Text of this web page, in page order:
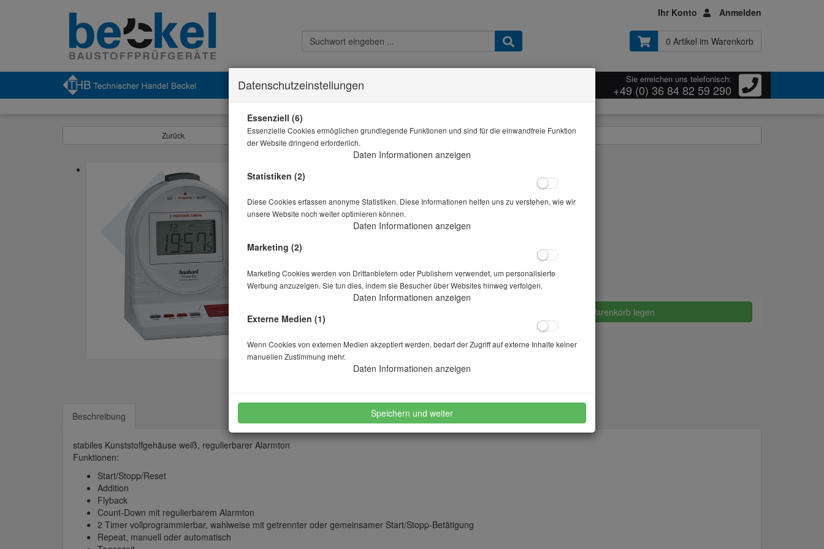
Ihr Konto Anmelden
0 Artikel im Warenkorb
Kontakt Widerrufsbelehrung
Sie erreichen uns telefonisch:
+49 (0) 36 84 82 59 290
Zurück Alle Artikel zeigen aus: Messen
Artikelnr.: 10-02789
Preis auf Anfrage*
Lieferbar in auf Anfrage
in den Warenkorb legen
merken
Beschreibung
stabiles Kunststoffgehäuse weiß, regulierbarer Alarmton
Funktionen:
Start/Stopp/Reset
Addition
Flyback
Count-Down mit regulierbarem Alarmton
2 Timer vollprogrammierbar, wahlweise mit getrennter oder gemeinsamer Start/Stopp-Betätigung
Repeat, manuell oder automatisch
Datenschutzeinstellungen
Essenziell (6)
Essenzielle Cookies ermöglichen grundlegende Funktionen und sind für die einwandfreie Funktion
der Website dringend erforderlich.
Daten Informationen anzeigen
Statistiken (2)
Diese Cookies erfassen anonyme Statistiken. Diese Informationen helfen uns zu verstehen, wie wir
unsere Website noch weiter optimieren können.
Daten Informationen anzeigen
Marketing (2)
Marketing Cookies werden von Drittanbietern oder Publishern verwendet, um personalisierte
Werbung anzuzeigen. Sie tun dies, indem sie Besucher über Websites hinweg verfolgen.
Daten Informationen anzeigen
Externe Medien (1)
Wenn Cookies von externen Medien akzeptiert werden, bedarf der Zugriff auf externe Inhalte keiner
manuellen Zustimmung mehr.
Daten Informationen anzeigen
Speichern und weiter